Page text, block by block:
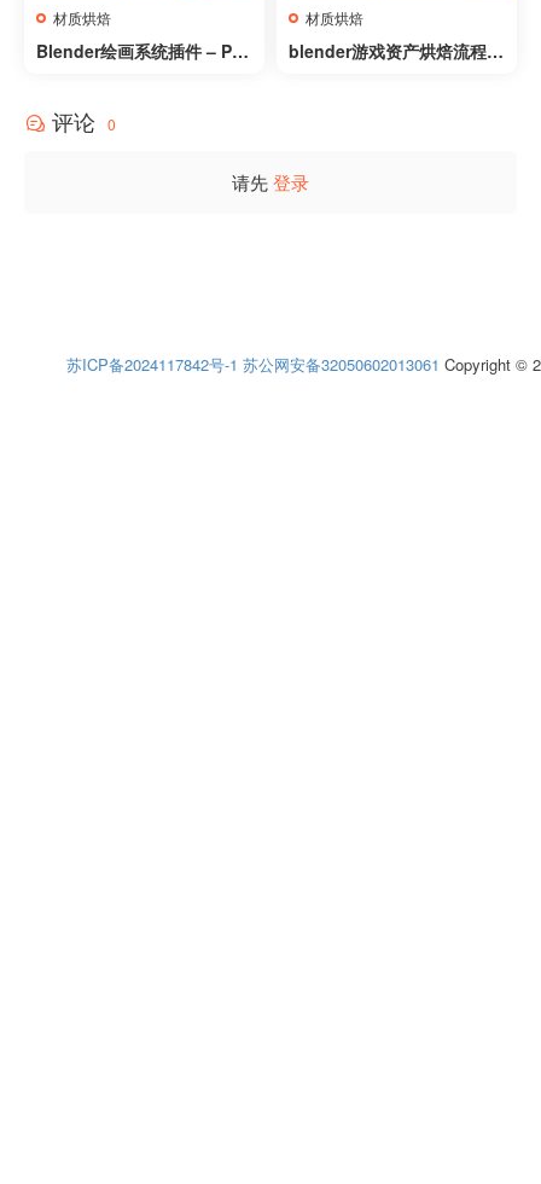
材质烘焙
Blender绘画系统插件 – Pai
材质烘焙
blender游戏资产烘焙流程优
评论 0
请先登录
苏ICP备2024117842号-1 苏公网安备32050602013061 Copyright ©